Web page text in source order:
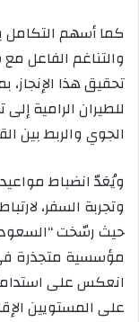
كما أسهم
والتناغم الفاعل
تحقيق هذا
للطيران الرامية
الجوي والربط بين
ويُعَدّ انضباط
وتجربة السفر،
حيث رسّخت
مؤسسية متجذرة في
انعكس على
على المستويين